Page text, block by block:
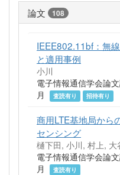
論文 108
IEEE802.11bf：無
と適用事例
小川
電子情報通信学会論
月
査読有り 招待有り
商用LTE基地局から
センシング
樋下田, 小川, 村上, 大
電子情報通信学会論
月
査読有り